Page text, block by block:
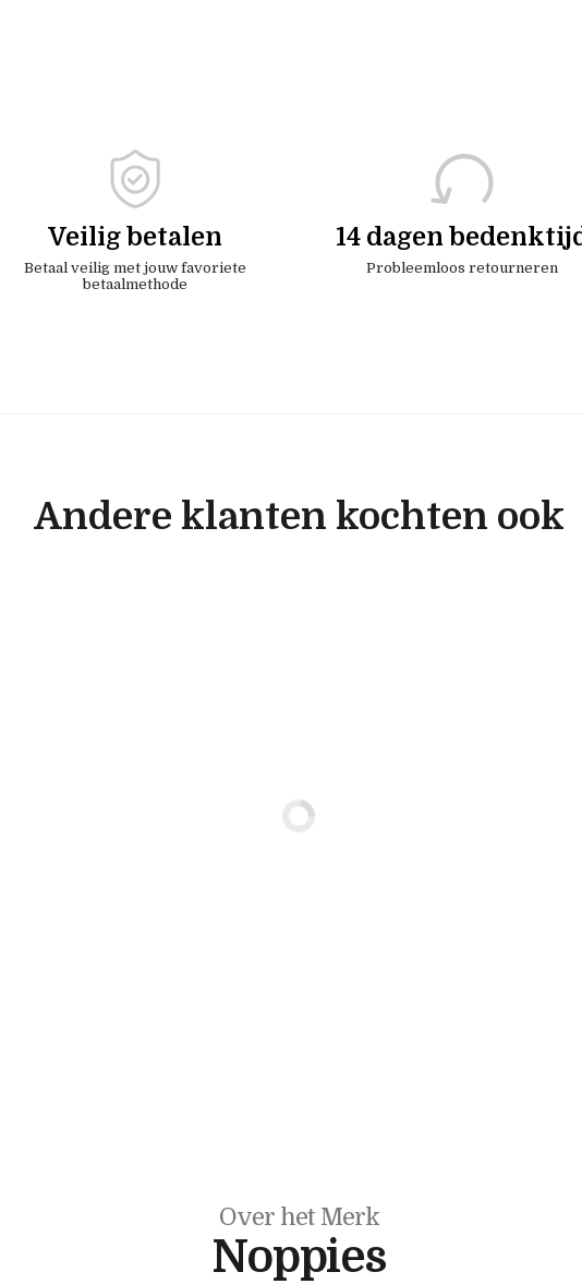
Veilig betalen
Betaal veilig met jouw favoriete
betaalmethode
14 dagen
Probleemloos retourneren
Andere klanten kochten ook
Over het Merk
Noppies